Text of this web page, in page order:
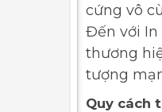
cứng vô
Đến với In
thương
tượng
Quy cách